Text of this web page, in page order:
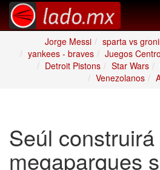
Jorge Messi
sparta vs
yankees - braves
Juegos
Detroit Pistons
Star Wars
Venezolanos
Seúl
megaparques